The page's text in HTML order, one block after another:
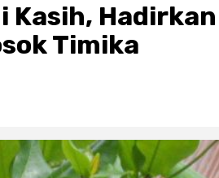
Kasih,
Timika